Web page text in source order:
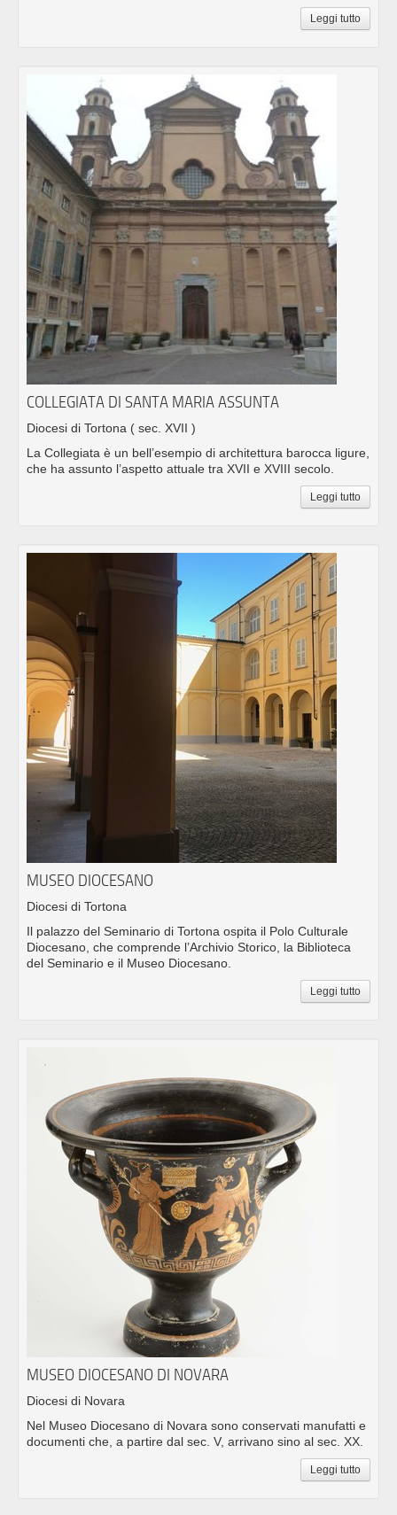
Leggi tutto
COLLEGIATA DI SANTA MARIA ASSUNTA
Diocesi di Tortona ( sec. XVII )
La Collegiata è un bell’esempio di architettura barocca ligure,
che ha assunto l’aspetto attuale tra XVII e XVIII secolo.
Leggi tutto
MUSEO DIOCESANO
Diocesi di Tortona
Il palazzo del Seminario di Tortona ospita il Polo Culturale
Diocesano, che comprende l’Archivio Storico, la Biblioteca
del Seminario e il Museo Diocesano.
Leggi tutto
MUSEO DIOCESANO DI NOVARA
Diocesi di Novara
Nel Museo Diocesano di Novara sono conservati manufatti e
documenti che, a partire dal sec. V, arrivano sino al sec. XX.
Leggi tutto